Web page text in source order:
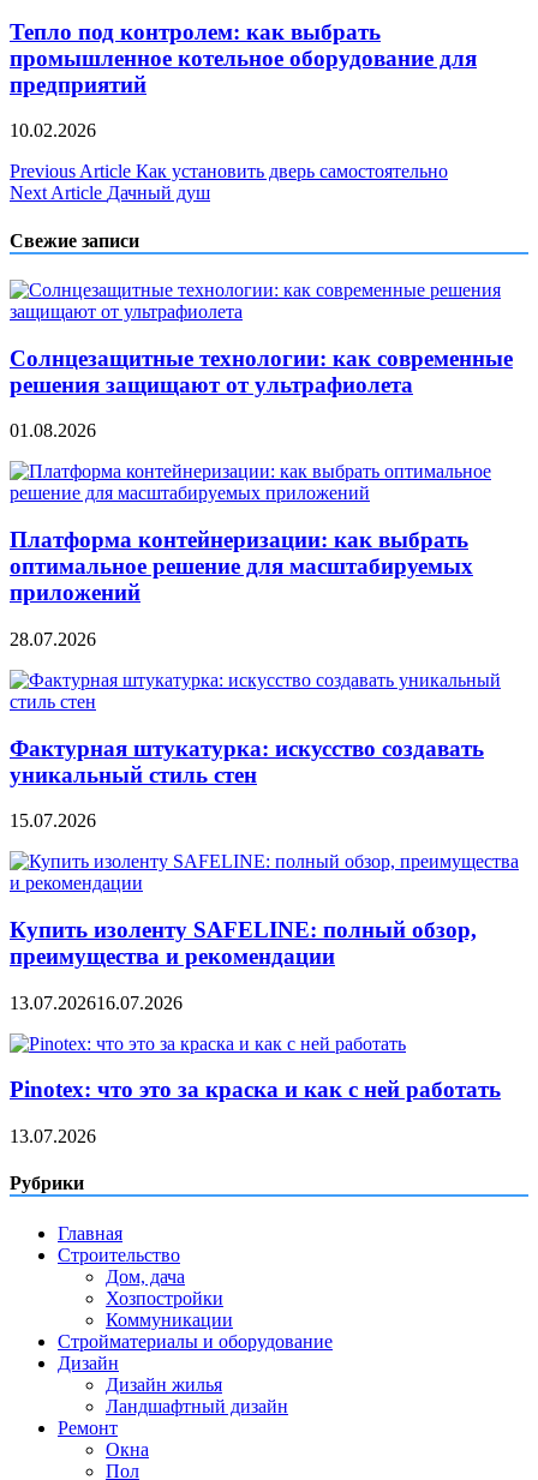
Тепло под контролем: как выбрать
промышленное котельное оборудование для
предприятий
10.02.2026
Навигация
по
записям
Previous Article Как установить дверь самостоятельно
Next Article Дачный душ
Свежие записи
Солнцезащитные технологии: как современные
решения защищают от ультрафиолета
01.08.2026
Платформа контейнеризации: как выбрать
оптимальное решение для масштабируемых
приложений
28.07.2026
Фактурная штукатурка: искусство создавать
уникальный стиль стен
15.07.2026
Купить изоленту SAFELINE: полный обзор,
преимущества и рекомендации
13.07.202616.07.2026
Pinotex: что это за краска и как с ней работать
13.07.2026
Рубрики
Главная
Строительство
Дом, дача
Хозпостройки
Коммуникации
Стройматериалы и оборудование
Дизайн
Дизайн жилья
Ландшафтный дизайн
Ремонт
Окна
Пол